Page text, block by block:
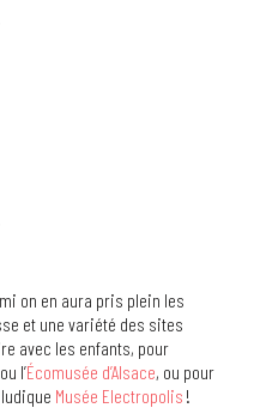
on en aura pris plein les
et une variété des sites
avec les enfants, pour
ou l’Écomusée d’Alsace, ou pour
Musée Electropolis !